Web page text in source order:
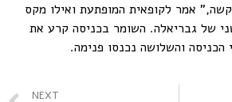
אמר לקופאית המופתעת ואילו מקס
של גבריאלה. השומר בכניסה קרע את
והשלושה נכנסו פנימה.
NEXT